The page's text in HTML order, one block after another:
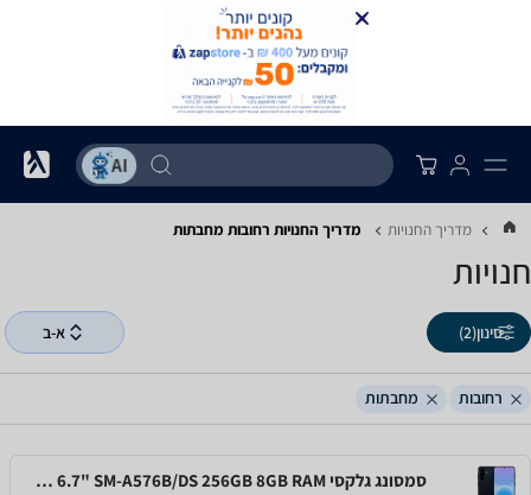
מדריך החנויות מדריך החנויות ‏רחובות ‏מחבתות
חנויות
סינון(2) א-ב
רחובות מחבתות
סמסונג גלקסי Samsung Galaxy A57 5G 6.7" SM-A576B/DS 256GB 8GB RAM